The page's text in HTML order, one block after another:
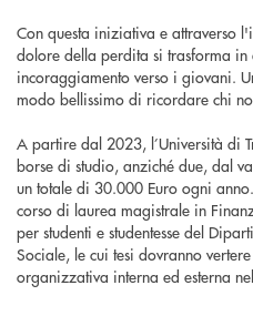
Con questa iniziativa e attraverso
dolore della perdita si trasforma
incoraggiamento verso i giovani.
modo bellissimo di ricordare chi
A partire dal 2023, l’Università di
borse di studio, anziché due, dal
un totale di 30.000 Euro ogni
corso di laurea magistrale in
per studenti e studentesse del
Sociale, le cui tesi dovranno
organizzativa interna ed esterna